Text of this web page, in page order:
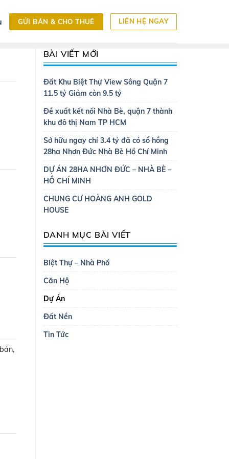
GỬI BÁN & CHO THUÊ LIÊN HỆ NGAY
BÀI VIẾT MỚI
Đất Khu Biệt Thự View Sông Quận 7
11.5 tỷ Giảm còn 9.5 tỷ
Đề xuất kết nối Nhà Bè, quận 7 thành
khu đô thị Nam TP HCM
Sở hữu ngay chỉ 3.4 tỷ đã có sổ hồng
28ha Nhơn Đức Nhà Bè Hồ Chí Minh
DỰ ÁN 28HA NHƠN ĐỨC – NHÀ BÈ –
HỒ CHÍ MINH
CHUNG CƯ HOÀNG ANH GOLD
HOUSE
DANH MỤC BÀI VIẾT
Biệt Thự – Nhà Phố
Căn Hộ
Dự Án
Đất Nền
Tin Tức